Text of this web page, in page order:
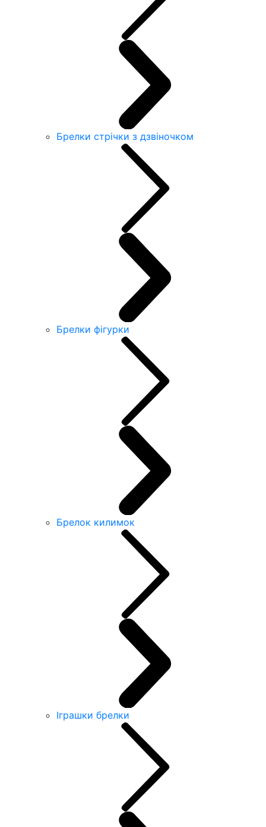
Брелки стрічки з дзвіночком
Брелки фігурки
Брелок килимок
Іграшки брелки